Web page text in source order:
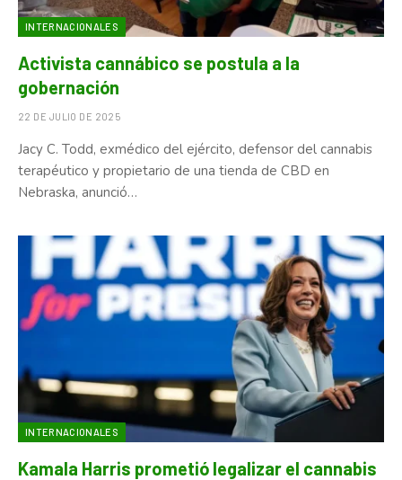
INTERNACIONALES
Activista cannábico se postula a la
gobernación
22 DE JULIO DE 2025
Jacy C. Todd, exmédico del ejército, defensor del cannabis
terapéutico y propietario de una tienda de CBD en
Nebraska, anunció…
INTERNACIONALES
Kamala Harris prometió legalizar el cannabis